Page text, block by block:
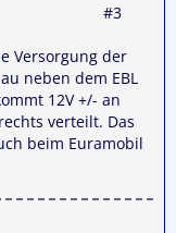
#3
Versorgung der
neben dem EBL
12V +/- an
verteilt. Das
beim Euramobil